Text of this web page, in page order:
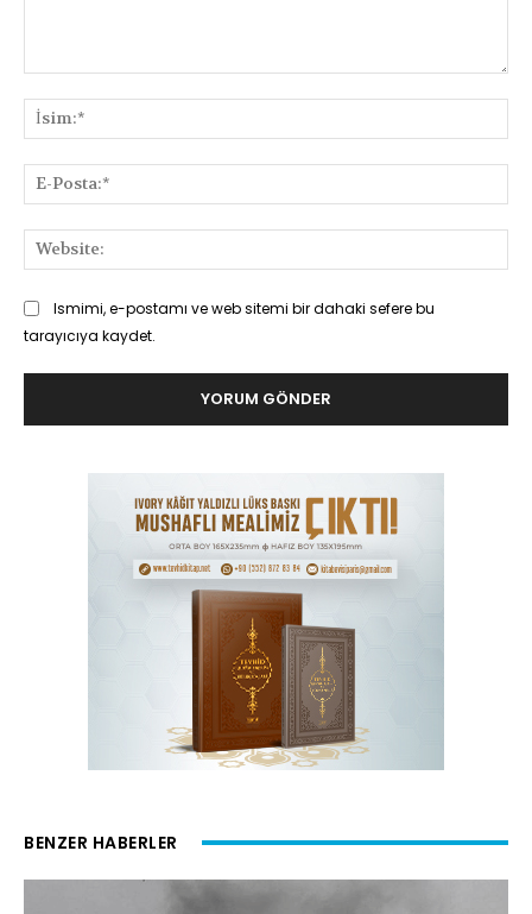
Ismimi, e-postamı ve web sitemi bir dahaki sefere bu
tarayıcıya kaydet.
BENZER HABERLER